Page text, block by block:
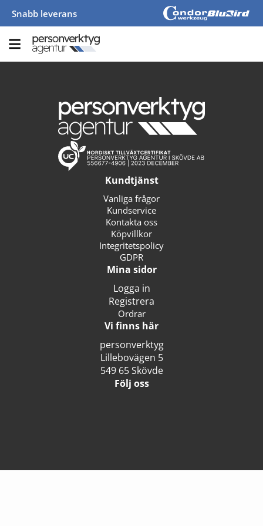
Snabb leverans
Kundtjänst
Vanliga frågor
Kundservice
Kontakta oss
Köpvillkor
Integritetspolicy
GDPR
Mina sidor
Logga in
Registrera
Ordrar
Vi finns här
personverktyg
Lillebovägen 5
549 65 Skövde
Följ oss